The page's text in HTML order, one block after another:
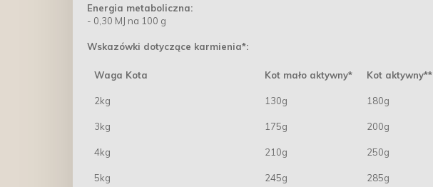
Energia metaboliczna:
- 0,30 MJ na 100 g
Wskazówki dotyczące karmienia*:
Waga Kota Kot mało aktywny* Kot aktywny**
2kg 130g 180g
3kg 175g 200g
4kg 210g 250g
5kg 245g 285g